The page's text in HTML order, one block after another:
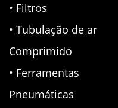
• Filtros
• Tubulação de ar
Comprimido
• Ferramentas
Pneumáticas